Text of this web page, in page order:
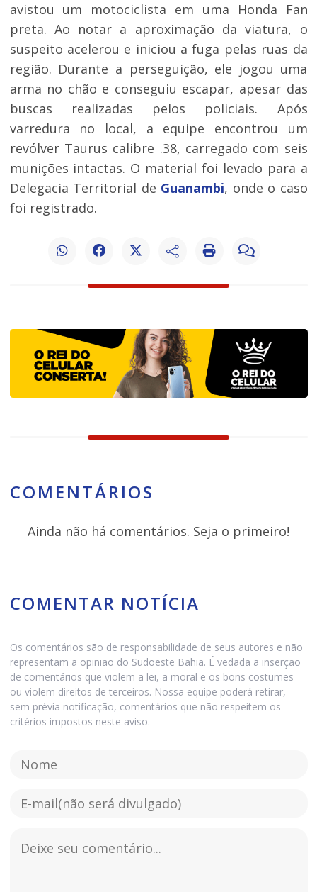
avistou um motociclista em uma Honda Fan
preta. Ao notar a aproximação da viatura, o
suspeito acelerou e iniciou a fuga pelas ruas da
região. Durante a perseguição, ele jogou uma
arma no chão e conseguiu escapar, apesar das
buscas realizadas pelos policiais. Após
varredura no local, a equipe encontrou um
revólver Taurus calibre .38, carregado com seis
munições intactas. O material foi levado para a
Delegacia Territorial de Guanambi, onde o caso
foi registrado.
COMENTÁRIOS
Ainda não há comentários. Seja o primeiro!
COMENTAR NOTÍCIA
Os comentários são de responsabilidade de seus autores e não
representam a opinião do Sudoeste Bahia. É vedada a inserção
de comentários que violem a lei, a moral e os bons costumes
ou violem direitos de terceiros. Nossa equipe poderá retirar,
sem prévia notificação, comentários que não respeitem os
critérios impostos neste aviso.